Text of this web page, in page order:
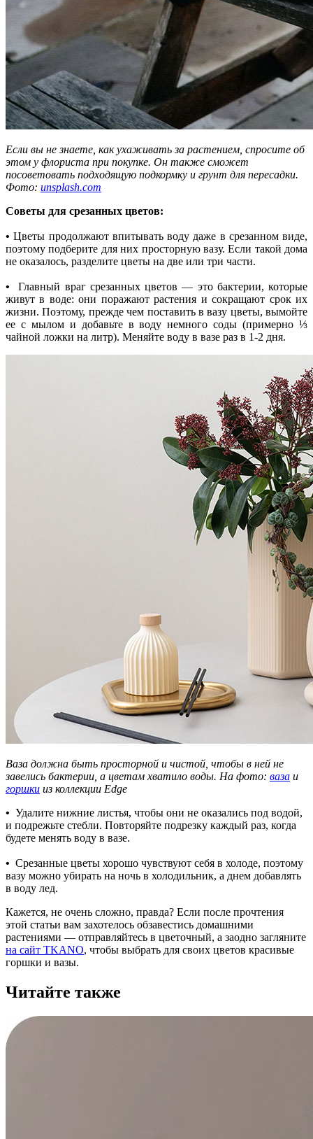
Если вы не знаете, как ухаживать за растением, спросите об
этом у флориста при покупке. Он также сможет
посоветовать подходящую подкормку и грунт для пересадки.
Фото: unsplash.com
Советы для срезанных цветов:
• Цветы продолжают впитывать воду даже в срезанном виде,
поэтому подберите для них просторную вазу. Если такой дома
не оказалось, разделите цветы на две или три части.
• Главный враг срезанных цветов — это бактерии, которые
живут в воде: они поражают растения и сокращают срок их
жизни. Поэтому, прежде чем поставить в вазу цветы, вымойте
ее с мылом и добавьте в воду немного соды (примерно ⅓
чайной ложки на литр). Меняйте воду в вазе раз в 1-2 дня.
Ваза должна быть просторной и чистой, чтобы в ней не
завелись бактерии, а цветам хватило воды. На фото: ваза и
горшки из коллекции Edge
• Удалите нижние листья, чтобы они не оказались под водой,
и подрежьте стебли. Повторяйте подрезку каждый раз, когда
будете менять воду в вазе.
• Срезанные цветы хорошо чувствуют себя в холоде, поэтому
вазу можно убирать на ночь в холодильник, а днем добавлять
в воду лед.
Кажется, не очень сложно, правда? Если после прочтения
этой статьи вам захотелось обзавестись домашними
растениями — отправляйтесь в цветочный, а заодно загляните
на сайт TKANO, чтобы выбрать для своих цветов красивые
горшки и вазы.
Читайте также